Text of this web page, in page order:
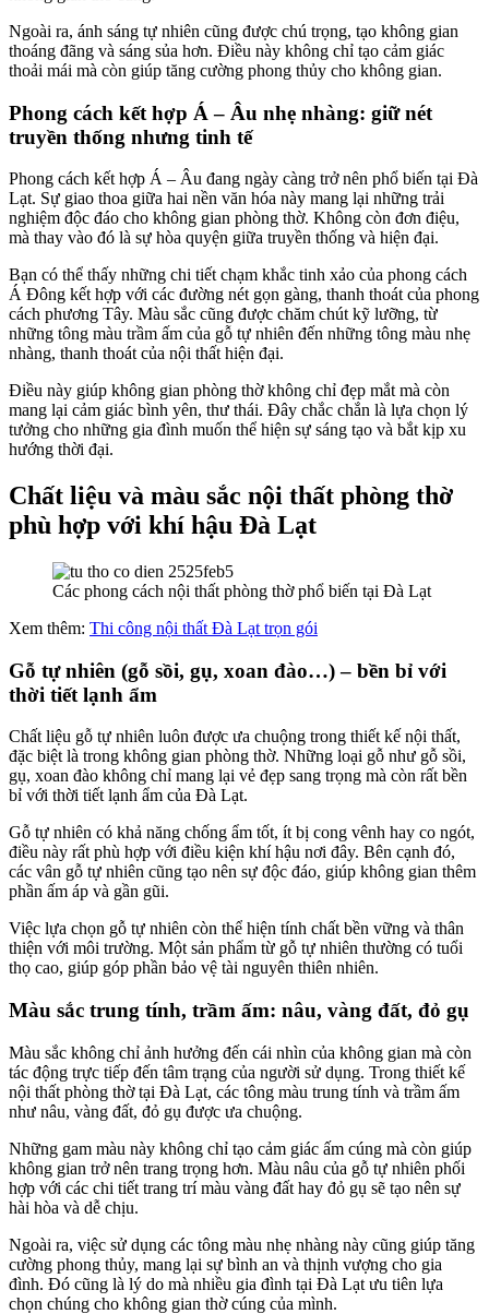
Ngoài ra, ánh sáng tự nhiên cũng được chú trọng, tạo không gian
thoáng đãng và sáng sủa hơn. Điều này không chỉ tạo cảm giác
thoải mái mà còn giúp tăng cường phong thủy cho không gian.
Phong cách kết hợp Á – Âu nhẹ nhàng: giữ nét
truyền thống nhưng tinh tế
Phong cách kết hợp Á – Âu đang ngày càng trở nên phổ biến tại Đà
Lạt. Sự giao thoa giữa hai nền văn hóa này mang lại những trải
nghiệm độc đáo cho không gian phòng thờ. Không còn đơn điệu,
mà thay vào đó là sự hòa quyện giữa truyền thống và hiện đại.
Bạn có thể thấy những chi tiết chạm khắc tinh xảo của phong cách
Á Đông kết hợp với các đường nét gọn gàng, thanh thoát của phong
cách phương Tây. Màu sắc cũng được chăm chút kỹ lưỡng, từ
những tông màu trầm ấm của gỗ tự nhiên đến những tông màu nhẹ
nhàng, thanh thoát của nội thất hiện đại.
Điều này giúp không gian phòng thờ không chỉ đẹp mắt mà còn
mang lại cảm giác bình yên, thư thái. Đây chắc chắn là lựa chọn lý
tưởng cho những gia đình muốn thể hiện sự sáng tạo và bắt kịp xu
hướng thời đại.
Chất liệu và màu sắc nội thất phòng thờ
phù hợp với khí hậu Đà Lạt
Các phong cách nội thất phòng thờ phổ biến tại Đà Lạt
Xem thêm: Thi công nội thất Đà Lạt trọn gói
Gỗ tự nhiên (gỗ sồi, gụ, xoan đào…) – bền bỉ với
thời tiết lạnh ẩm
Chất liệu gỗ tự nhiên luôn được ưa chuộng trong thiết kế nội thất,
đặc biệt là trong không gian phòng thờ. Những loại gỗ như gỗ sồi,
gụ, xoan đào không chỉ mang lại vẻ đẹp sang trọng mà còn rất bền
bỉ với thời tiết lạnh ẩm của Đà Lạt.
Gỗ tự nhiên có khả năng chống ẩm tốt, ít bị cong vênh hay co ngót,
điều này rất phù hợp với điều kiện khí hậu nơi đây. Bên cạnh đó,
các vân gỗ tự nhiên cũng tạo nên sự độc đáo, giúp không gian thêm
phần ấm áp và gần gũi.
Việc lựa chọn gỗ tự nhiên còn thể hiện tính chất bền vững và thân
thiện với môi trường. Một sản phẩm từ gỗ tự nhiên thường có tuổi
thọ cao, giúp góp phần bảo vệ tài nguyên thiên nhiên.
Màu sắc trung tính, trầm ấm: nâu, vàng đất, đỏ gụ
Màu sắc không chỉ ảnh hưởng đến cái nhìn của không gian mà còn
tác động trực tiếp đến tâm trạng của người sử dụng. Trong thiết kế
nội thất phòng thờ tại Đà Lạt, các tông màu trung tính và trầm ấm
như nâu, vàng đất, đỏ gụ được ưa chuộng.
Những gam màu này không chỉ tạo cảm giác ấm cúng mà còn giúp
không gian trở nên trang trọng hơn. Màu nâu của gỗ tự nhiên phối
hợp với các chi tiết trang trí màu vàng đất hay đỏ gụ sẽ tạo nên sự
hài hòa và dễ chịu.
Ngoài ra, việc sử dụng các tông màu nhẹ nhàng này cũng giúp tăng
cường phong thủy, mang lại sự bình an và thịnh vượng cho gia
đình. Đó cũng là lý do mà nhiều gia đình tại Đà Lạt ưu tiên lựa
chọn chúng cho không gian thờ cúng của mình.